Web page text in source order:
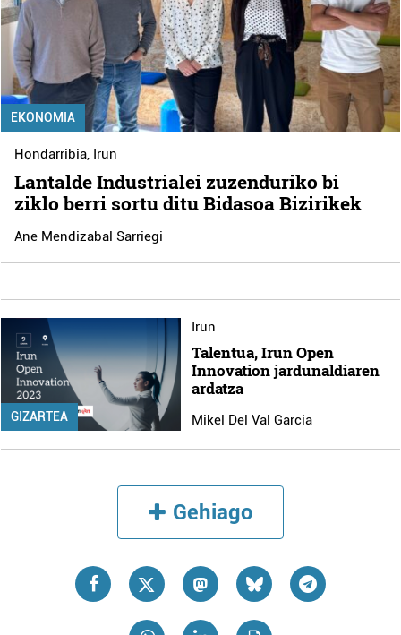
EKONOMIA
Hondarribia, Irun
Lantalde Industrialei zuzenduriko bi
ziklo berri sortu ditu Bidasoa Bizirikek
Ane Mendizabal Sarriegi
GIZARTEA
Irun
Talentua, Irun Open
Innovation jardunaldiaren
ardatza
Mikel Del Val Garcia
Gehiago